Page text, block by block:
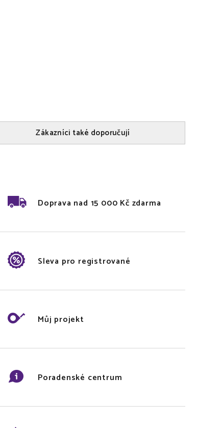
Zákazníci také doporučují
Doprava nad 15 000 Kč zdarma
Sleva pro registrované
Můj projekt
Poradenské centrum